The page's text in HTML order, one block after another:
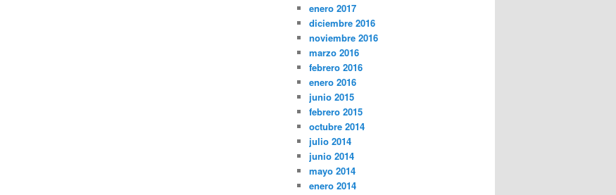
enero 2017
diciembre 2016
noviembre 2016
marzo 2016
febrero 2016
enero 2016
junio 2015
febrero 2015
octubre 2014
julio 2014
junio 2014
mayo 2014
enero 2014